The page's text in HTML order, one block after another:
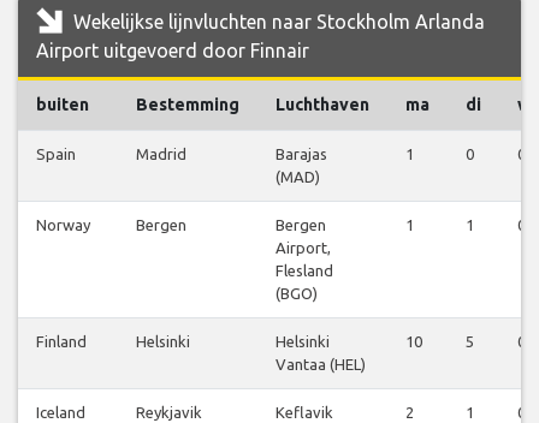
Wekelijkse lijnvluchten naar Stockholm Arlanda
Airport uitgevoerd door Finnair
buiten Bestemming Luchthaven ma di
Spain Madrid
Barajas
(MAD)
1 0 0
Norway Bergen
Bergen
Airport,
Flesland
(BGO)
1 1 0
Finland Helsinki
Helsinki
Vantaa (HEL)
10 5 0
Iceland Reykjavik
Keflavik
2 1 0